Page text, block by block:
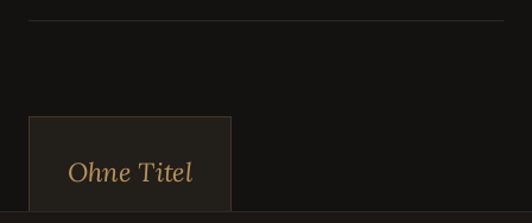
Ohne Titel